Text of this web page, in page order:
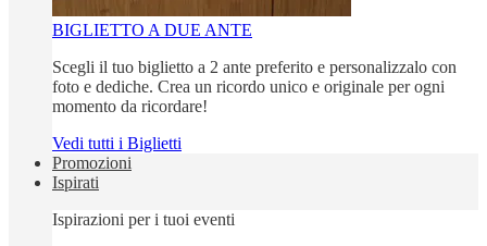
BIGLIETTO A DUE ANTE
Scegli il tuo biglietto a 2 ante preferito e personalizzalo con
foto e dediche. Crea un ricordo unico e originale per ogni
momento da ricordare!
Vedi tutti i Biglietti
Promozioni
Ispirati
Ispirazioni per i tuoi eventi